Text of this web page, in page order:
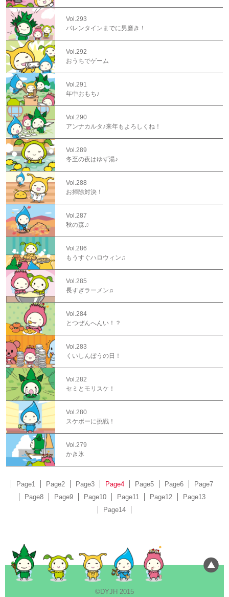
Vol.293
バレンタインまでに男磨き！
Vol.292
おうちでゲーム
Vol.291
年中おもち♪
Vol.290
アンナカルタ♪来年もよろしくね！
Vol.289
冬至の夜はゆず湯♪
Vol.288
お掃除対決！
Vol.287
秋の森♫
Vol.286
もうすぐハロウィン♫
Vol.285
長すぎラーメン♫
Vol.284
とつぜんへんい！？
Vol.283
くいしんぼうの日！
Vol.282
セミとモリスケ！
Vol.280
スケボーに挑戦！
Vol.279
かき氷
Page1 Page2 Page3 Page4 Page5 Page6
Page7
Page8
Page9 Page10 Page11 Page12
Page13
Page14
©DYJH 2015